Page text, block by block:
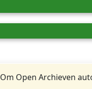
Om Open Archieven